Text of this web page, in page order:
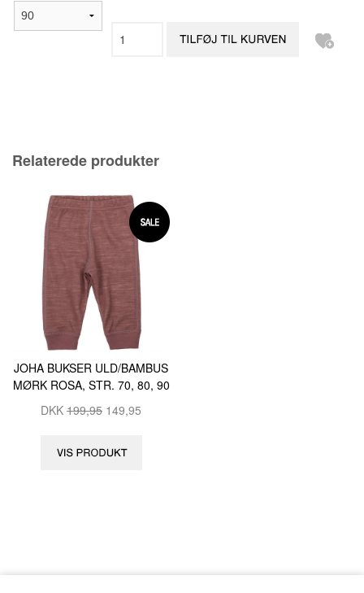
Relaterede produkter
JOHA BUKSER ULD/BAMBUS
MØRK ROSA, STR. 70, 80, 90
DKK 199,95 149,95